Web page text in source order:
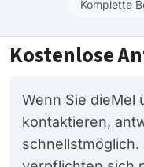
Komplette
Kostenlose
Wenn Sie dieMel
kontaktieren,
schnellstmöglich.